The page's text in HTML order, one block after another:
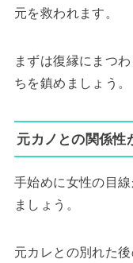
元を救われます。
まずは復縁にまつ
ちを鎮めましょう。
元カノとの関係性
手始めに女性の目
ましょう。
元カレとの別れた